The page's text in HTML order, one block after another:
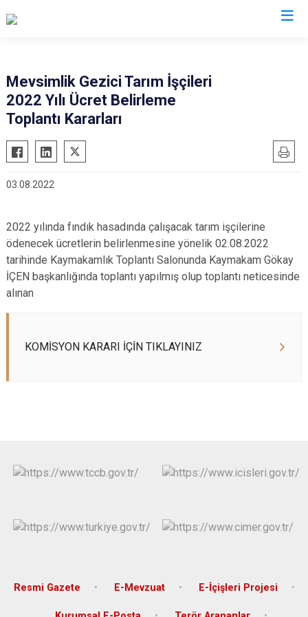
Akyazı
Ferizli
Geyve
Kaynarca
Kocaali
Pamukova
Erenler
Serdivan
Mevsimlik Gezici Tarım İşçileri
2022 Yılı Ücret Belirleme
Toplantı Kararları
03.08.2022
2022 yılında fındık hasadında çalışacak tarım işçilerine
ödenecek ücretlerin belirlenmesine yönelik 02.08.2022
tarihinde Kaymakamlık Toplantı Salonunda Kaymakam Gökay
İÇEN başkanlığında toplantı yapılmış olup toplantı neticesinde
alınan
KOMİSYON KARARI İÇİN TIKLAYINIZ
Resmi Gazete E-Mevzuat E-İçişleri Projesi